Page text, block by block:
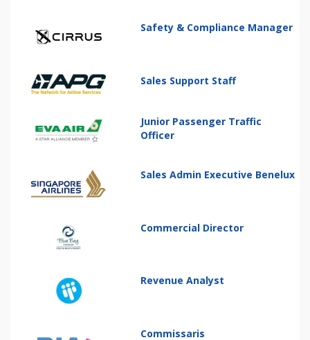
Safety & Compliance Manager
Sales Support Staff
Junior Passenger Traffic
Officer
Sales Admin Executive Benelux
Commercial Director
Revenue Analyst
Commissaris